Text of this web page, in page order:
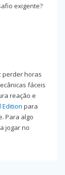
exigente?
perder horas
fáceis
reação e
Edition para
Para algo
jogar no